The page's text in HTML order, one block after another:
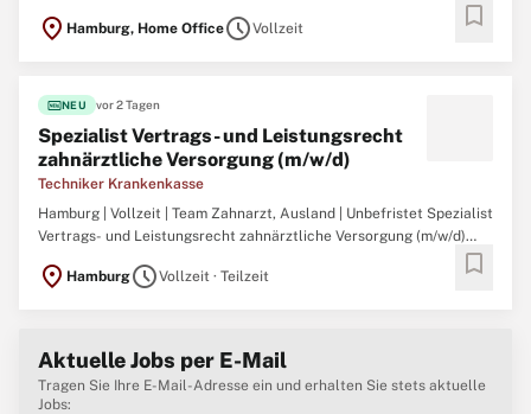
fundierte Lösungen entwickeln und die strategische Ausrichtung
einer modernen Krankenkasse aktiv mitgestalten? Du hast Lust auf
location_on Hamburg, Home OfficescheduleVollzeit bookmark
fiber_newNEU vor 2 Tagen
Spezialist Vertrags- und Leistungsrecht
zahnärztliche Versorgung (m/w/d)
Techniker Krankenkasse
Hamburg | Vollzeit | Team Zahnarzt, Ausland | Unbefristet Spezialist
Vertrags- und Leistungsrecht zahnärztliche Versorgung (m/w/d)
zahnärztlichen Versorgung sowie dem EG- und Abkommensrecht
location_on HamburgscheduleVollzeit · Teilzeit bookmark
Aktuelle Jobs per E-Mail
Tragen Sie Ihre E-Mail-Adresse ein und erhalten Sie stets aktuelle
Jobs: